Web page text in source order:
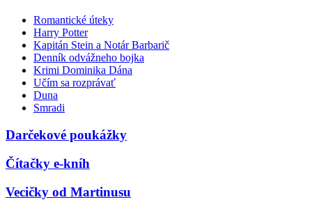
Romantické úteky
Harry Potter
Kapitán Stein a Notár Barbarič
Denník odvážneho bojka
Krimi Dominika Dána
Učím sa rozprávať
Duna
Smradi
Darčekové poukážky
Čítačky e-kníh
Vecičky od Martinusu